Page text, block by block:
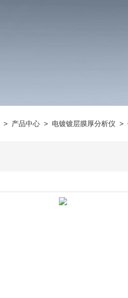
> 产品中心 > 电镀镀层膜厚分析仪 >